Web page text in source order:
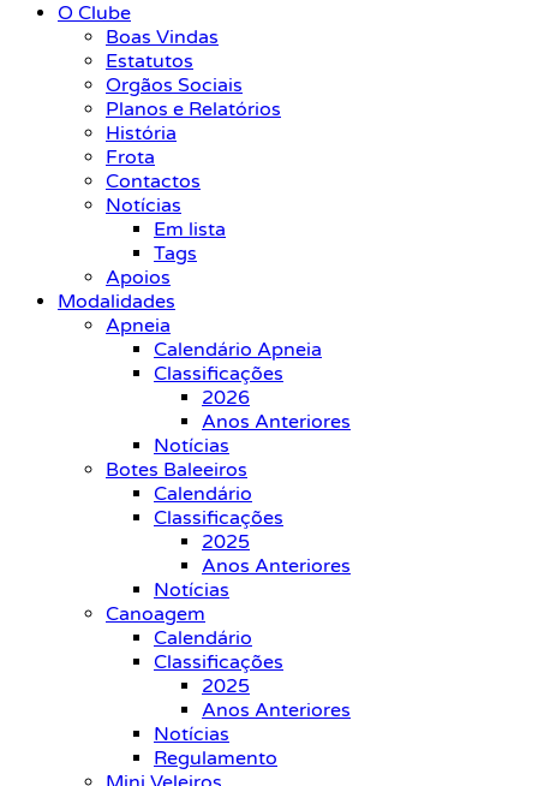
O Clube
Boas Vindas
Estatutos
Orgãos Sociais
Planos e Relatórios
História
Frota
Contactos
Notícias
Em lista
Tags
Apoios
Modalidades
Apneia
Calendário Apneia
Classificações
2026
Anos Anteriores
Notícias
Botes Baleeiros
Calendário
Classificações
2025
Anos Anteriores
Notícias
Canoagem
Calendário
Classificações
2025
Anos Anteriores
Notícias
Regulamento